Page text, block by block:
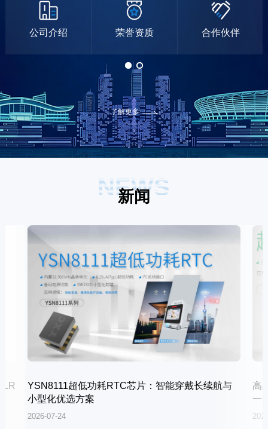
公司介绍 荣誉资质 合作伙伴
了解更多
NEWS
新闻
YSN8111超低功耗RTC芯片：智能穿戴长续航与
小型化优选方案
2026-07-24
高
一